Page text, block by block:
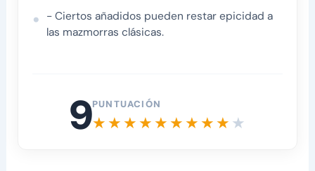
- Ciertos añadidos pueden restar epicidad a
las mazmorras clásicas.
9PUNTUACIÓN